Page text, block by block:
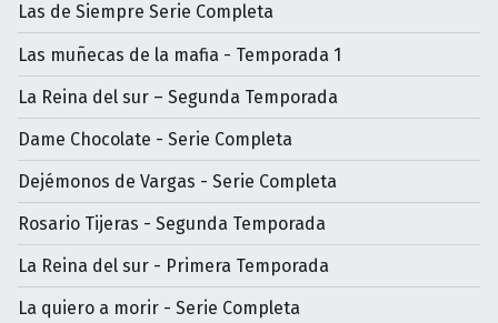
Las de Siempre Serie Completa
Las muñecas de la mafia - Temporada 1
La Reina del sur – Segunda Temporada
Dame Chocolate - Serie Completa
Dejémonos de Vargas - Serie Completa
Rosario Tijeras - Segunda Temporada
La Reina del sur - Primera Temporada
La quiero a morir - Serie Completa